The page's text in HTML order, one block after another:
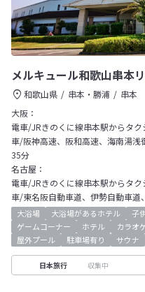
メルキュール和歌山串本
和歌山県 串本・勝浦
串本
大阪：
電車/JRきのくに線串本駅からタク
車/阪神高速、阪和高速、海南湯
35分
名古屋：
電車/JRきのくに線串本駅からタク
車/東名阪自動車道、伊勢自動車
大浴場 大浴場があるホテル 子
ゲームコーナー
ホテル カラオ
屋外プール
駐車場有り サウナ
日本旅行 収集中